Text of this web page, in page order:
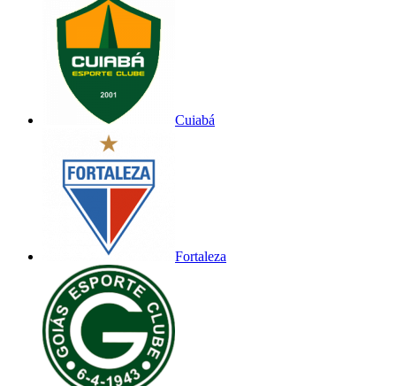
Cuiabá
Fortaleza